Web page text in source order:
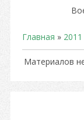
Главная » 2011
Материалов